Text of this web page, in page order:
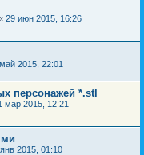
29 июн 2015, 16:26
2015, 22:01
персонажей *.stl
мар 2015, 12:21
2015, 01:10